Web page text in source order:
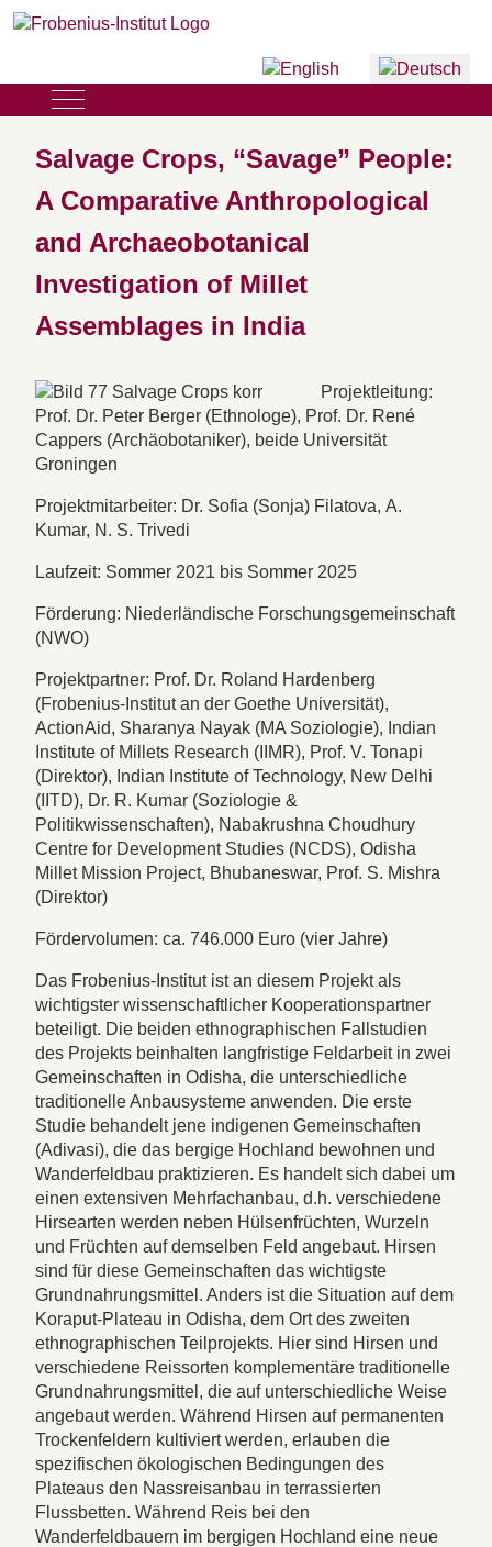
Sprache auswählen
Mobile Menu Toggle
Salvage Crops, “Savage” People:
A Comparative Anthropological
and Archaeobotanical
Investigation of Millet
Assemblages in India
Projektleitung:
Prof. Dr. Peter Berger (Ethnologe), Prof. Dr. René
Cappers (Archäobotaniker), beide Universität
Groningen
Projektmitarbeiter: Dr. Sofia (Sonja) Filatova, A.
Kumar, N. S. Trivedi
Laufzeit: Sommer 2021 bis Sommer 2025
Förderung: Niederländische Forschungsgemeinschaft
(NWO)
Projektpartner: Prof. Dr. Roland Hardenberg
(Frobenius-Institut an der Goethe Universität),
ActionAid, Sharanya Nayak (MA Soziologie), Indian
Institute of Millets Research (IIMR), Prof. V. Tonapi
(Direktor), Indian Institute of Technology, New Delhi
(IITD), Dr. R. Kumar (Soziologie &
Politikwissenschaften), Nabakrushna Choudhury
Centre for Development Studies (NCDS), Odisha
Millet Mission Project, Bhubaneswar, Prof. S. Mishra
(Direktor)
Fördervolumen: ca. 746.000 Euro (vier Jahre)
Das Frobenius-Institut ist an diesem Projekt als
wichtigster wissenschaftlicher Kooperationspartner
beteiligt. Die beiden ethnographischen Fallstudien
des Projekts beinhalten langfristige Feldarbeit in zwei
Gemeinschaften in Odisha, die unterschiedliche
traditionelle Anbausysteme anwenden. Die erste
Studie behandelt jene indigenen Gemeinschaften
(Adivasi), die das bergige Hochland bewohnen und
Wanderfeldbau praktizieren. Es handelt sich dabei um
einen extensiven Mehrfachanbau, d.h. verschiedene
Hirsearten werden neben Hülsenfrüchten, Wurzeln
und Früchten auf demselben Feld angebaut. Hirsen
sind für diese Gemeinschaften das wichtigste
Grundnahrungsmittel. Anders ist die Situation auf dem
Koraput-Plateau in Odisha, dem Ort des zweiten
ethnographischen Teilprojekts. Hier sind Hirsen und
verschiedene Reissorten komplementäre traditionelle
Grundnahrungsmittel, die auf unterschiedliche Weise
angebaut werden. Während Hirsen auf permanenten
Trockenfeldern kultiviert werden, erlauben die
spezifischen ökologischen Bedingungen des
Plateaus den Nassreisanbau in terrassierten
Flussbetten. Während Reis bei den
Wanderfeldbauern im bergigen Hochland eine neue